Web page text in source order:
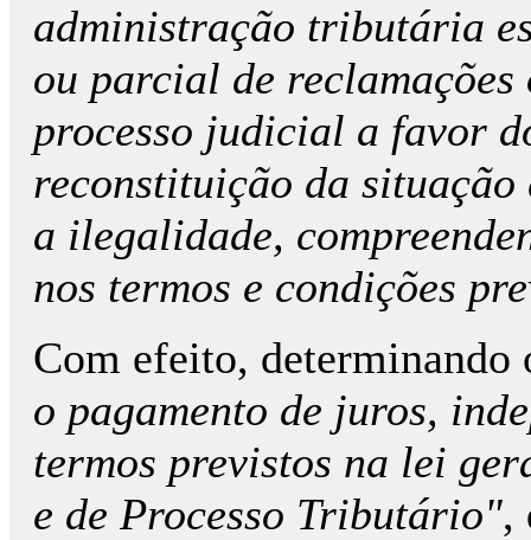
administração tributária
ou parcial de
processo judicial a favor
reconstituição da
a ilegalidade,
nos termos e condições
Com efeito, determinando
o pagamento de juros,
termos previstos na lei
e de Processo Tributário",